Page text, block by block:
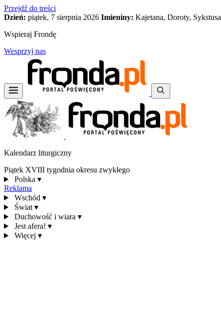
Przejdź do treści
Dzień: piątek, 7 sierpnia 2026 Imieniny: Kajetana, Doroty, Sykstusa
Wspieraj Frondę
Wesprzyj nas
Kalendarz liturgiczny
Piątek XVIII tygodnia okresu zwykłego
Polska ▾
Reklama
Wschód ▾
Świat ▾
Duchowość i wiara ▾
Jest afera! ▾
Więcej ▾